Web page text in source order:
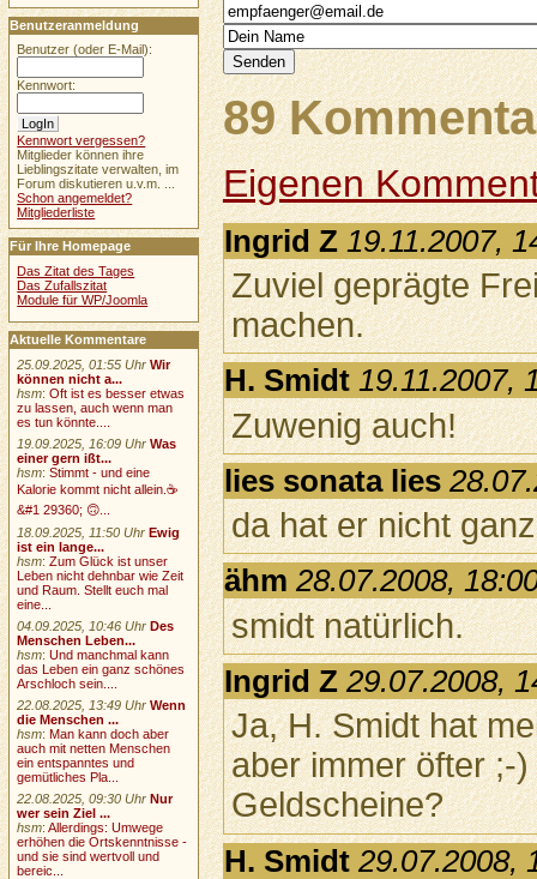
89
Eigenen
Ingrid Z 19.11.2007,
Zuviel geprägte
machen.
H. Smidt 19.11.2007,
Zuwenig auch!
lies sonata lies
da hat er nicht
ähm 28.07.2008,
smidt natürlich.
Ingrid Z 29.07.2008,
Ja, H. Smidt hat
aber immer öfter ;-
Geldscheine?
H. Smidt 29.07.2008,
Benutzeranmeldung
Benutzer (oder E-Mail):
Kennwort:
Kennwort vergessen?
Mitglieder können ihre
Lieblingszitate verwalten, im
Forum diskutieren u.v.m. ...
Schon angemeldet?
Mitgliederliste
Für Ihre Homepage
Das Zitat des Tages
Das Zufallszitat
Module für WP/Joomla
Aktuelle Kommentare
25.09.2025, 01:55 Uhr Wir
können nicht a...
hsm:Oft ist es besser etwas
zu lassen, auch wenn man
es tun könnte....
19.09.2025, 16:09 Uhr Was
einer gern ißt...
hsm:Stimmt - und eine
Kalorie kommt nicht allein.☕
&#1 29360; 🙃...
18.09.2025, 11:50 Uhr Ewig
ist ein lange...
hsm:Zum Glück ist unser
Leben nicht dehnbar wie Zeit
und Raum. Stellt euch mal
eine...
04.09.2025, 10:46 Uhr Des
Menschen Leben...
hsm:Und manchmal kann
das Leben ein ganz schönes
Arschloch sein....
22.08.2025, 13:49 Uhr Wenn
die Menschen ...
hsm:Man kann doch aber
auch mit netten Menschen
ein entspanntes und
gemütliches Pla...
22.08.2025, 09:30 Uhr Nur
wer sein Ziel ...
hsm:Allerdings: Umwege
erhöhen die Ortskenntnisse -
und sie sind wertvoll und
bereic...